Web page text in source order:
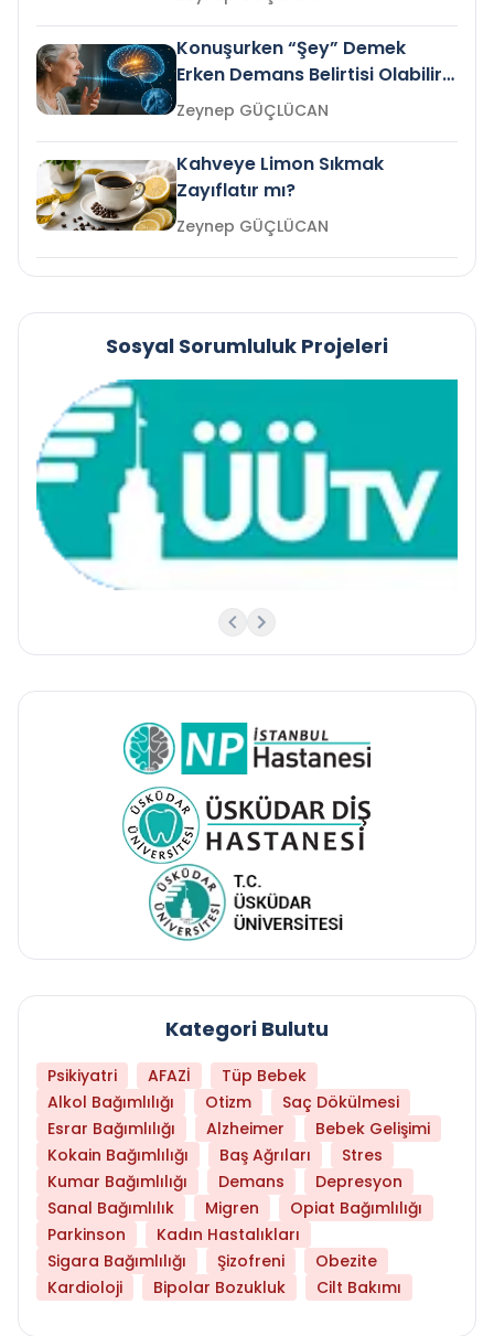
Konuşurken “Şey” Demek
Erken Demans Belirtisi Olabilir
mi?
Zeynep GÜÇLÜCAN
Kahveye Limon Sıkmak
Zayıflatır mı?
Zeynep GÜÇLÜCAN
Sosyal Sorumluluk Projeleri
Kategori Bulutu
Psikiyatri AFAZİ
Tüp Bebek
Alkol Bağımlılığı
Otizm
Saç Dökülmesi
Esrar Bağımlılığı
Alzheimer
Bebek Gelişimi
Kokain Bağımlılığı
Baş Ağrıları
Stres
Kumar Bağımlılığı
Demans
Depresyon
Sanal Bağımlılık
Migren
Opiat Bağımlılığı
Parkinson
Kadın Hastalıkları
Sigara Bağımlılığı
Şizofreni
Obezite
Kardioloji
Bipolar Bozukluk Cilt Bakımı